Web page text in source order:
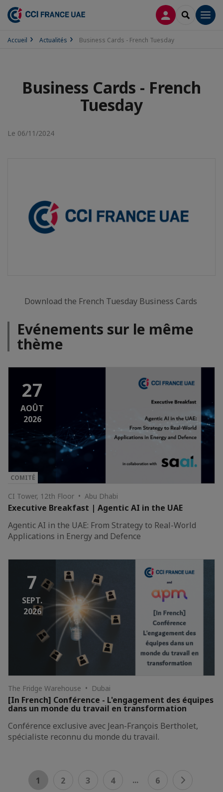
CONNEXION
Accueil Actualités Business Cards - French Tuesday
Business Cards - French
Tuesday
Le 06/11/2024
Download the French Tuesday Business Cards
Evénements sur le même
thème
27
AOÛT
2026
COMITÉ
CI Tower, 12th Floor • Abu Dhabi
Executive Breakfast | Agentic AI in the UAE
Agentic AI in the UAE: From Strategy to Real-World
Applications in Energy and Defence
7
SEPT.
2026
The Fridge Warehouse • Dubai
[In French] Conférence - L'engagement des équipes
dans un monde du travail en transformation
Conférence exclusive avec Jean-François Bertholet,
spécialiste reconnu du monde du travail.
1 2 3 4 ... 6